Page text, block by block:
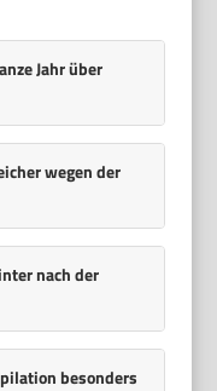
Jahr über
wegen der
nach der
besonders